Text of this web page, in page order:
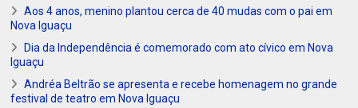
Aos 4 anos, menino plantou cerca de 40 mudas com o pai em
Nova Iguaçu
Dia da Independência é comemorado com ato cívico em Nova
Iguaçu
Andréa Beltrão se apresenta e recebe homenagem no grande
festival de teatro em Nova Iguaçu